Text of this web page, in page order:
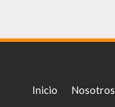
Inicio Nosotros